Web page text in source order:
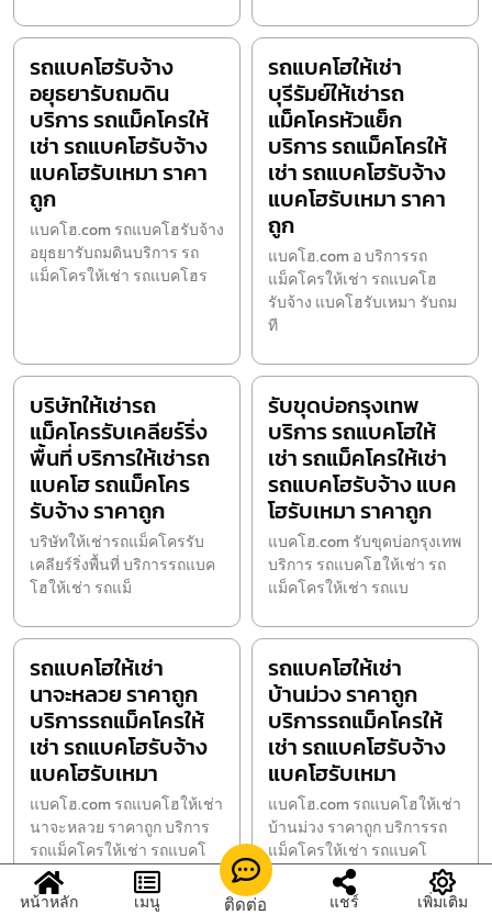
รถแบคโฮรับจ้าง
อยุธยารับถมดิน
บริการ รถแม็คโครให้
เช่า รถแบคโฮรับจ้าง
แบคโฮรับเหมา ราคา
ถูก
แบคโฮ.com รถแบคโฮรับจ้าง
อยุธยารับถมดินบริการ รถ
แม็คโครให้เช่า รถแบคโฮร
รถแบคโฮให้เช่า
บุรีรัมย์ให้เช่ารถ
แม็คโครหัวแย็ก
บริการ รถแม็คโครให้
เช่า รถแบคโฮรับจ้าง
แบคโฮรับเหมา ราคา
ถูก
แบคโฮ.com อ บริการรถ
แม็คโครให้เช่า รถแบคโฮ
รับจ้าง แบคโฮรับเหมา รับถม
ที
บริษัทให้เช่ารถ
แม็คโครรับเคลียร์ริ่ง
พื้นที่ บริการให้เช่ารถ
แบคโฮ รถแม็คโคร
รับจ้าง ราคาถูก
บริษัทให้เช่ารถแม็คโครรับ
เคลียร์ริ่งพื้นที่ บริการรถแบค
โฮให้เช่า รถแม็
รับขุดบ่อกรุงเทพ
บริการ รถแบคโฮให้
เช่า รถแม็คโครให้เช่า
รถแบคโฮรับจ้าง แบค
โฮรับเหมา ราคาถูก
แบคโฮ.com รับขุดบ่อกรุงเทพ
บริการ รถแบคโฮให้เช่า รถ
แม็คโครให้เช่า รถแบ
รถแบคโฮให้เช่า
นาจะหลวย ราคาถูก
บริการรถแม็คโครให้
เช่า รถแบคโฮรับจ้าง
แบคโฮรับเหมา
แบคโฮ.com รถแบคโฮให้เช่า
นาจะหลวย ราคาถูก บริการ
รถแม็คโครให้เช่า รถแบคโ
รถแบคโฮให้เช่า
บ้านม่วง ราคาถูก
บริการรถแม็คโครให้
เช่า รถแบคโฮรับจ้าง
แบคโฮรับเหมา
แบคโฮ.com รถแบคโฮให้เช่า
บ้านม่วง ราคาถูก บริการรถ
แม็คโครให้เช่า รถแบคโ
หน้าหลัก เมนู ติดต่อ แชร์ เพิ่มเติม